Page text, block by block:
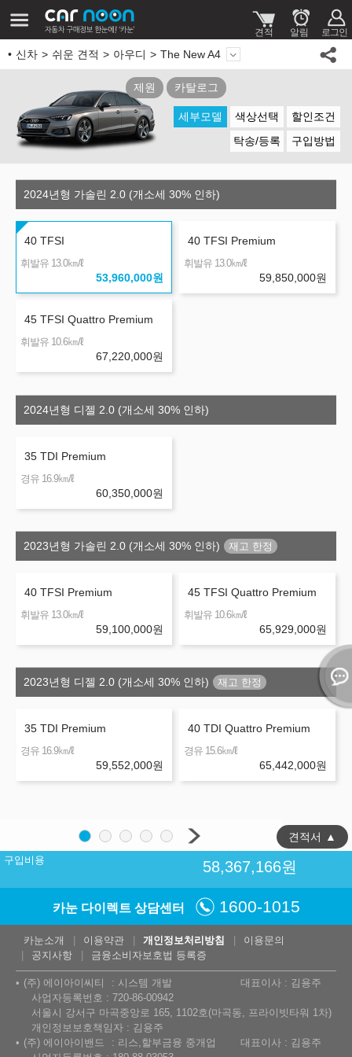
신차 쉬운 견적 아우디 The New A4
제원 카탈로그
세부모델 색상선택
할인조건
탁송/등록
구입방법
2024년형 가솔린 2.0 (개소세 30% 인하)
40 TFSI
휘발유 13.0㎞/ℓ
53,960,000원
40 TFSI Premium
휘발유 13.0㎞/ℓ
59,850,000원
45 TFSI Quattro Premium
휘발유 10.6㎞/ℓ
67,220,000원
2024년형 디젤 2.0 (개소세 30% 인하)
35 TDI Premium
경유 16.9㎞/ℓ
60,350,000원
2023년형 가솔린 2.0 (개소세 30% 인하)
40 TFSI Premium
휘발유 13.0㎞/ℓ
59,100,000원
45 TFSI Quattro Premium
휘발유 10.6㎞/ℓ
65,929,000원
2023년형 디젤 2.0 (개소세 30% 인하)
35 TDI Premium
경유 16.9㎞/ℓ
59,552,000원
40 TDI Quattro Premium
경유 15.6㎞/ℓ
65,442,000원
구입비용 58,367,166원
견적서 ▲
카눈 다이렉트 상담센터 1600-1015
카눈소개 이용약관 개인정보처리방침
이용문의
공지사항
금융소비자보호법 등록증
(주) 에이아이씨티 시스템 개발
대표이사 : 김용주
사업자등록번호 : 720-86-00942
서울시 강서구 마곡중앙로 165, 1102호(마곡동, 프라이빗타워 1차)
개인정보보호책임자 : 김용주
(주) 에이아이밴드
리스,할부금융 중개업
대표이사 : 김용주